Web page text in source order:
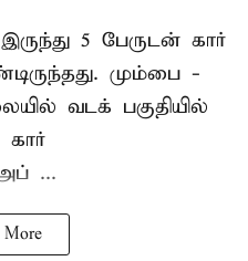
5 பேருடன் கார்
மும்பை -
வடக் பகுதியில்
...